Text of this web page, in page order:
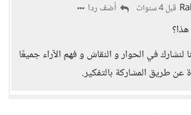
قبل 4 سنوات أضف ردا
في الحوار و النقاش و فهم الآراء جميعًا
عن طريق المشاركة بالتفكير.